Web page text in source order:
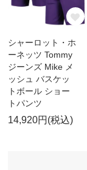
シャーロット・ホ
ーネッツ Tommy
ジーンズ Mike メ
ッシュ バスケッ
トボール ショー
トパンツ
14,920円(税込)